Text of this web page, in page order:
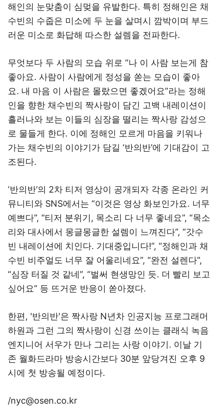
해인의 눈맞춤이 심멎을 유발한다. 특히 정해인은 채
수빈의 수줍은 미소에 두 눈을 살며시 깜박이며 부드
러운 미소로 화답해 따스한 설렘을 전파한다.
무엇보다 두 사람의 모습 위로 “나 이 사람 보는게 참
좋아요. 사람이 사람에게 정성을 쏟는 모습이 좋아
요. 내 마음 이 사람은 몰랐으면 좋겠어요”라는 정해
인을 향한 채수빈의 짝사랑이 담긴 고백 내레이션이
흘러나와 보는 이들의 심장을 떨리는 짝사랑 감성으
로 물들게 한다. 이에 정해인 모르게 마음을 키워나
가는 채수빈의 이야기가 담길 ‘반의반’에 기대감이 고
조된다.
‘반의반’의 2차 티저 영상이 공개되자 각종 온라인 커
뮤니티와 SNS에서는 “이것은 영상 화보인가요. 너무
예쁘다”, “티저 분위기, 목소리 다 너무 좋네요”, “목소
리와 대사에서 몽글몽글한 설렘이 느껴진다”, “갓수
빈 내레이션에 치인다. 기대중입니다!”, “정해인과 채
수빈 비주얼도 너무 잘 어울리네요”, “완전 설렌다”,
“심장 터질 것 같네”, “벌써 현생망인 듯. 더 빨리 보고
싶어요” 등 뜨거운 반응이 쏟아졌다.
한편, '반의반'은 짝사랑 N년차 인공지능 프로그래머
하원과 그런 그의 짝사랑이 신경 쓰이는 클래식 녹음
엔지니어 서우가 만나 그리는 사랑 이야기. 이날 기
존 월화드라마 방송시간보다 30분 앞당겨진 오후 9
시에 첫 방송될 예정이다.
/nyc@osen.co.kr